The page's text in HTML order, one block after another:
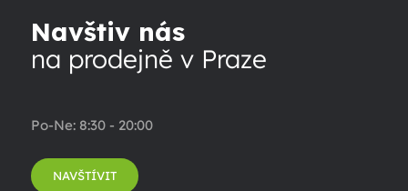
Navštiv nás
na prodejně v Praze
Po-Ne: 8:30 - 20:00
NAVŠTÍVIT